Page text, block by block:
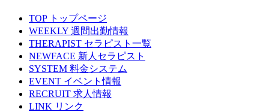
TOP トップページ
WEEKLY 週間出勤情報
THERAPIST セラピスト一覧
NEWFACE 新人セラピスト
SYSTEM 料金システム
EVENT イベント情報
RECRUIT 求人情報
LINK リンク